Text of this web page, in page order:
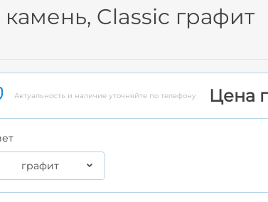
Classic графит
Актуальность и наличие уточняйте по телефону Цена
графит